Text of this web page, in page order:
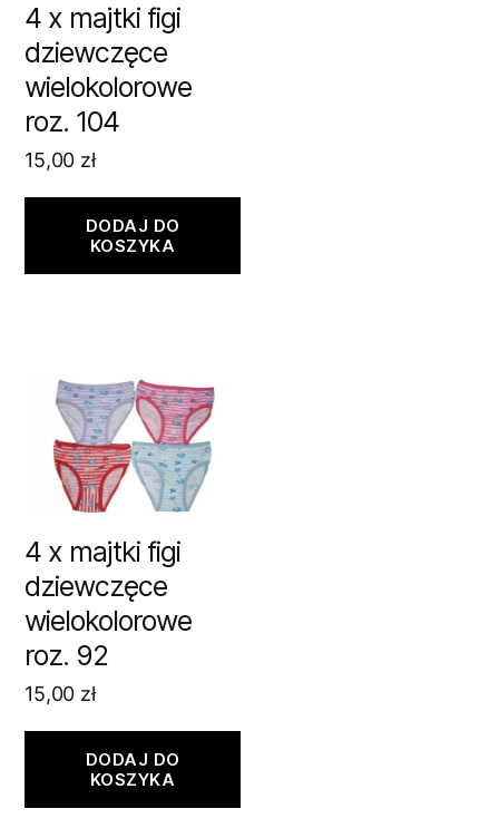
4 x majtki figi
dziewczęce
wielokolorowe
roz. 104
15,00 zł
DODAJ DO
KOSZYKA
4 x majtki figi
dziewczęce
wielokolorowe
roz. 92
15,00 zł
DODAJ DO
KOSZYKA